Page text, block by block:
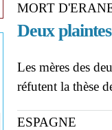
MORT
Deux
Les mères des
réfutent la thèse
ESPAGNE